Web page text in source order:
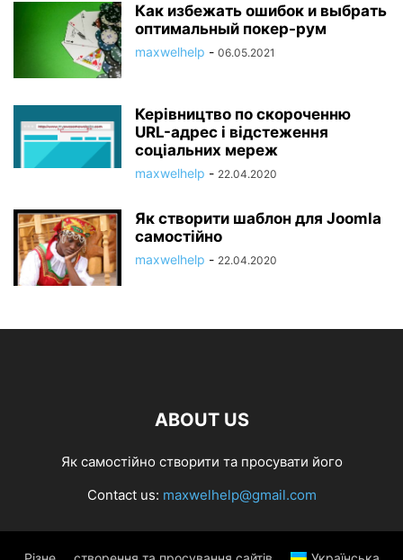
Как избежать ошибок и выбрать
оптимальный покер-рум
maxwelhelp - 06.05.2021
Керівництво по скороченню
URL-адрес і відстеження
соціальних мереж
maxwelhelp - 22.04.2020
Як створити шаблон для Joomla
самостійно
maxwelhelp - 22.04.2020
ABOUT US
Як самостійно створити та просувати його
Contact us: maxwelhelp@gmail.com